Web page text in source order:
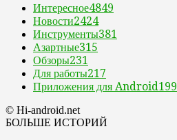
Интересное4849
Новости2424
Инструменты381
Азартные315
Обзоры231
Для работы217
Приложения для Android199
© Hi-android.net
БОЛЬШЕ ИСТОРИЙ